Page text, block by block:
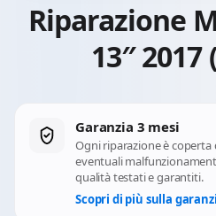
Riparazione
13″ 2017
Garanzia 3 mesi
Ogni riparazione è coperta
eventuali
qualità testati e garantiti.
Scopri di più sulla